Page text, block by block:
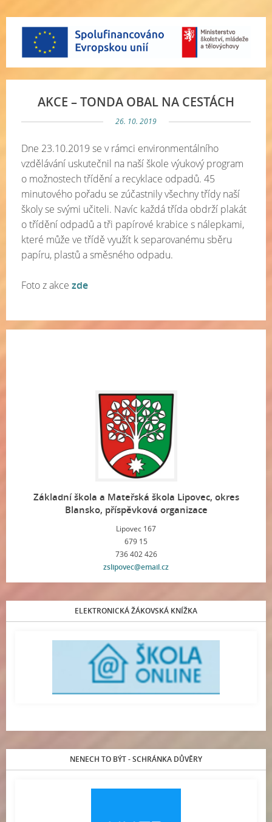
AKCE – TONDA OBAL NA CESTÁCH
26. 10. 2019
Dne 23.10.2019 se v rámci environmentálního
vzdělávání uskutečnil na naší škole výukový program
o možnostech třídění a recyklace odpadů. 45
minutového pořadu se zúčastnily všechny třídy naší
školy se svými učiteli. Navíc každá třída obdrží plakát
o třídění odpadů a tři papírové krabice s nálepkami,
které může ve třídě využít k separovanému sběru
papíru, plastů a směsného odpadu.
Foto z akce zde
Základní škola a Mateřská škola Lipovec, okres
Blansko, příspěvková organizace
Lipovec 167
679 15
736 402 426
zslipovec@email.cz
ELEKTRONICKÁ ŽÁKOVSKÁ KNÍŽKA
NENECH TO BÝT - SCHRÁNKA DŮVĚRY